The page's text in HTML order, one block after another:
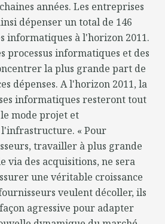
années. Les entreprises
dépenser un total de 146
informatiques à l'horizon 2011.
processus informatiques et des
la plus grande part de
dépenses. A l'horizon 2011, la
informatiques resteront tout
mode projet et
« Pour
travailler à plus grande
via des acquisitions, ne sera
une véritable croissance
veulent décoller, ils
agressive pour adapter